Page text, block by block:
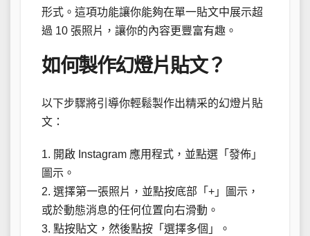
形式。這項功能讓你能夠在單一貼文中展示超
過 10 張照片，讓你的內容更豐富有趣。
如何製作幻燈片貼文？
以下步驟將引導你輕鬆製作出精采的幻燈片貼
文：
1. 開啟 Instagram 應用程式，並點選「發佈」
圖示。
2. 選擇第一張照片，並點按底部「+」圖示，
或於動態消息的任何位置向右滑動。
3. 點按貼文，然後點按「選擇多個」。